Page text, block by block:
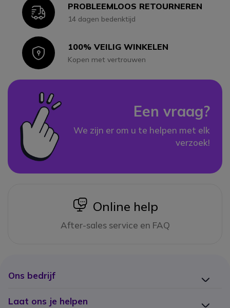
IconPROBLEEMLOOS RETOURNEREN
14 dagen bedenktijd
Icon100% VEILIG WINKELEN
Kopen met vertrouwen
Een vraag?
We zijn er om u te helpen met elk
verzoek!
icon
Online help
After-sales service en FAQ
Ons bedrijf
Laat ons je helpen